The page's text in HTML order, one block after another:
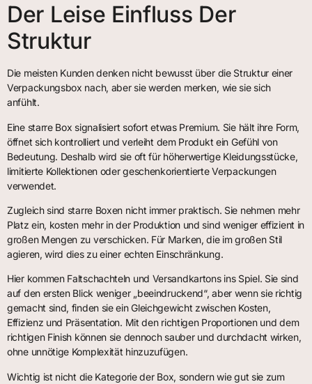
Der Leise Einfluss Der
Struktur
Die meisten Kunden denken nicht bewusst über die Struktur einer
Verpackungsbox nach, aber sie werden merken, wie sie sich
anfühlt.
Eine starre Box signalisiert sofort etwas Premium. Sie hält ihre Form,
öffnet sich kontrolliert und verleiht dem Produkt ein Gefühl von
Bedeutung. Deshalb wird sie oft für höherwertige Kleidungsstücke,
limitierte Kollektionen oder geschenkorientierte Verpackungen
verwendet.
Zugleich sind starre Boxen nicht immer praktisch. Sie nehmen mehr
Platz ein, kosten mehr in der Produktion und sind weniger effizient in
großen Mengen zu verschicken. Für Marken, die im großen Stil
agieren, wird dies zu einer echten Einschränkung.
Hier kommen Faltschachteln und Versandkartons ins Spiel. Sie sind
auf den ersten Blick weniger „beeindruckend“, aber wenn sie richtig
gemacht sind, finden sie ein Gleichgewicht zwischen Kosten,
Effizienz und Präsentation. Mit den richtigen Proportionen und dem
richtigen Finish können sie dennoch sauber und durchdacht wirken,
ohne unnötige Komplexität hinzuzufügen.
Wichtig ist nicht die Kategorie der Box, sondern wie gut sie zum